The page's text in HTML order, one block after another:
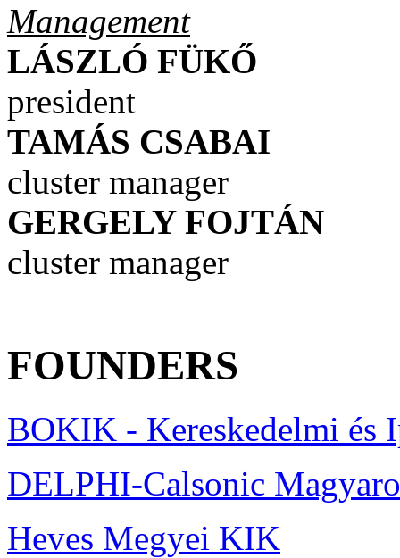
Management
LÁSZLÓ FÜKŐ
president
TAMÁS CSABAI
cluster manager
GERGELY FOJTÁN
cluster manager
FOUNDERS
BOKIK - Kereskedelmi és
DELPHI-Calsonic
Heves Megyei KIK